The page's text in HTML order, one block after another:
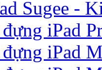
Sugee -
iPad
iPad